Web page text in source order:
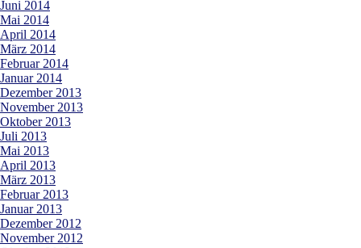
Juni 2014
Mai 2014
April 2014
März 2014
Februar 2014
Januar 2014
Dezember 2013
November 2013
Oktober 2013
Juli 2013
Mai 2013
April 2013
März 2013
Februar 2013
Januar 2013
Dezember 2012
November 2012